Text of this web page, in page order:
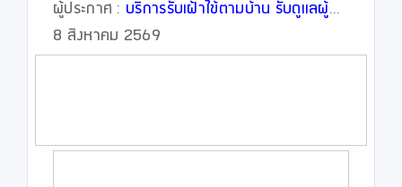
ผู้ประกาศ : บริการรับเฝ้าไข้ตามบ้าน รับดูแลผู้
ป่วย ไม่มีเก็บเงินมัดจำล่วงหน้า สนใจโทร.091-
8 สิงหาคม 2569